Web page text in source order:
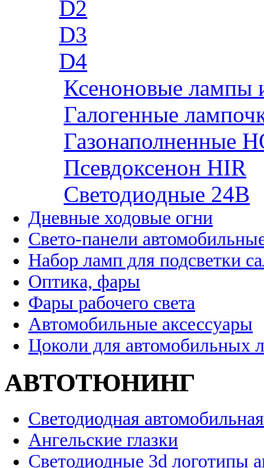
D2
D3
D4
Ксеноновые лампы
Галогенные
Газонаполненные
Псевдоксенон HIR
Cветодиодные 24B
Дневные ходовые огни
Свето-панели
Набор ламп для подсветки
Оптика, фары
Фары рабочего света
Автомобильные аксессуары
Цоколи для автомобильных
АВТОТЮНИНГ
Светодиодная
Ангельские глазки
Светодиодные 3d логотипы